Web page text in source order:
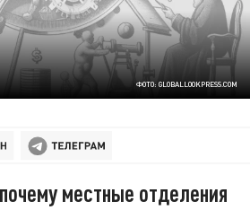
ФОТО: GLOBALLOOKPRESS.COM
местные отделения